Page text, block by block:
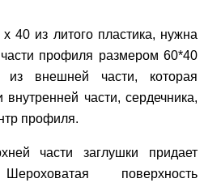
40 из литого пластика, нужна
профиля размером 60*40
из внешней части, которая
части, сердечника,
профиля.
части заглушки придает
поверхность